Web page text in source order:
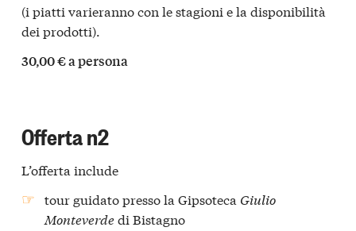
(i piatti varieranno con le stagioni e la disponibilità
dei prodotti).
30,00 € a persona
Offerta n2
L’offerta include
tour guidato presso la Gipsoteca Giulio
Monteverdedi Bistagno